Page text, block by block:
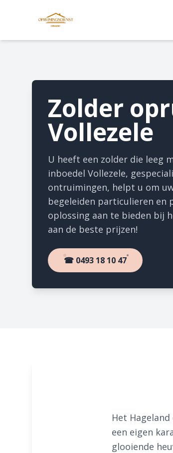
Zolder
Vollezele
U heeft een zolder die leeg
inboedel Vollezele,
ontruimingen, helpt u om
begeleiden particulieren en
oplossing aan te bieden bij
aan de beste prijzen!
☎ 0493 18 10 47
Het
een eigen
glooiende